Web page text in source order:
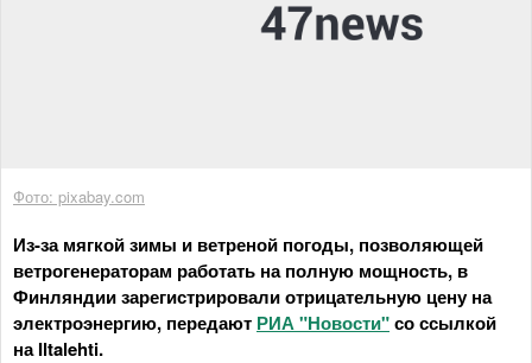
Фото: pixabay.com
Из-за мягкой зимы и ветреной погоды, позволяющей
ветрогенераторам работать на полную мощность, в
Финляндии зарегистрировали отрицательную цену на
электроэнергию, передают РИА "Новости"со ссылкой
на Iltalehti.